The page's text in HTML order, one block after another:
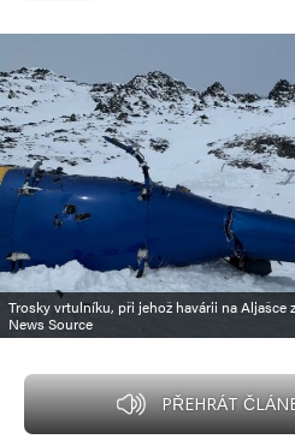
Trosky vrtulníku, při jehož havárii na Aljašce
News Source
PŘEHRÁT